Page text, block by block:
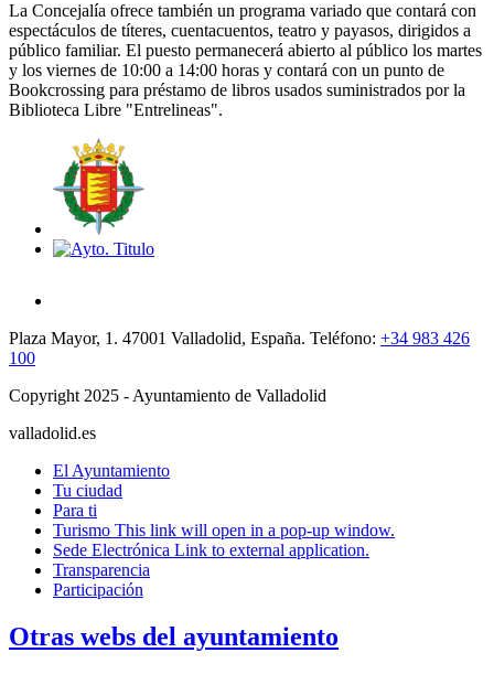
La Concejalía ofrece también un programa variado que contará con
espectáculos de títeres, cuentacuentos, teatro y payasos, dirigidos a
público familiar. El puesto permanecerá abierto al público los martes
y los viernes de 10:00 a 14:00 horas y contará con un punto de
Bookcrossing para préstamo de libros usados suministrados por la
Biblioteca Libre "Entrelineas".
Plaza Mayor, 1. 47001 Valladolid, España. Teléfono: +34 983 426
100
Copyright 2025 - Ayuntamiento de Valladolid
valladolid.es
El Ayuntamiento
Tu ciudad
Para ti
Turismo This link will open in a pop-up window.
Sede Electrónica Link to external application.
Transparencia
Participación
Otras webs del ayuntamiento